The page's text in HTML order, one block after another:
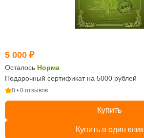
5 000 ₽
Осталось Норма
Подарочный сертификат на 5000 рублей
0 • 0 отзывов
Купить
Купить в один клик